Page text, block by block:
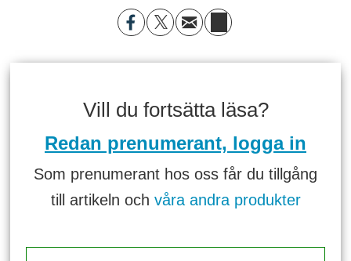
Vill du fortsätta läsa?
Redan prenumerant, logga in
Som prenumerant hos oss får du tillgång
till artikeln och våra andra produkter